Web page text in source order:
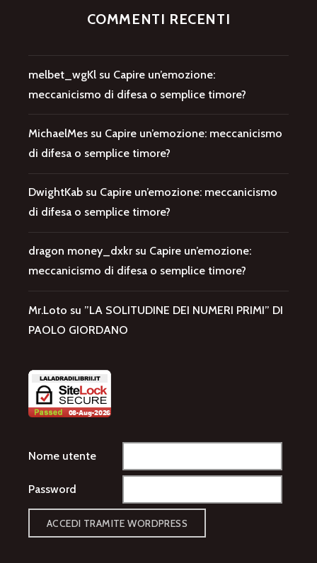
COMMENTI RECENTI
melbet_wgKl su Capire un’emozione:
meccanicismo di difesa o semplice timore?
MichaelMes su Capire un’emozione: meccanicismo
di difesa o semplice timore?
DwightKab su Capire un’emozione: meccanicismo
di difesa o semplice timore?
dragon money_dxkr su Capire un’emozione:
meccanicismo di difesa o semplice timore?
Mr.Loto su ”LA SOLITUDINE DEI NUMERI PRIMI” DI
PAOLO GIORDANO
Nome utente
Password